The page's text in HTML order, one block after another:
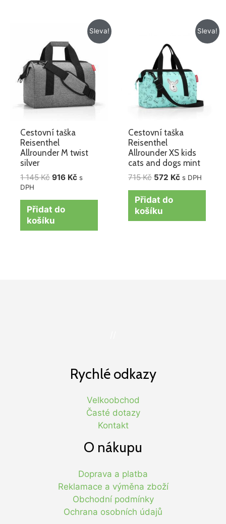
Sleva!
Cestovní taška
Reisenthel
Allrounder M twist
silver
1 145Kč
byla:
1
145 Kč.
916 Kč
Aktuální
cena
916 Kč.
s
DPH
Přidat do
košíku
Sleva!
Cestovní taška
Reisenthel
Allrounder XS kids
cats and dogs mint
715Kč
byla:
715 Kč.
572 Kč
Aktuální
cena
s DPH
Přidat do
košíku
Rychlé odkazy
Velkoobchod
Časté dotazy
Kontakt
O nákupu
Doprava a platba
Reklamace a výměna zboží
Obchodní podmínky
Ochrana osobních údajů